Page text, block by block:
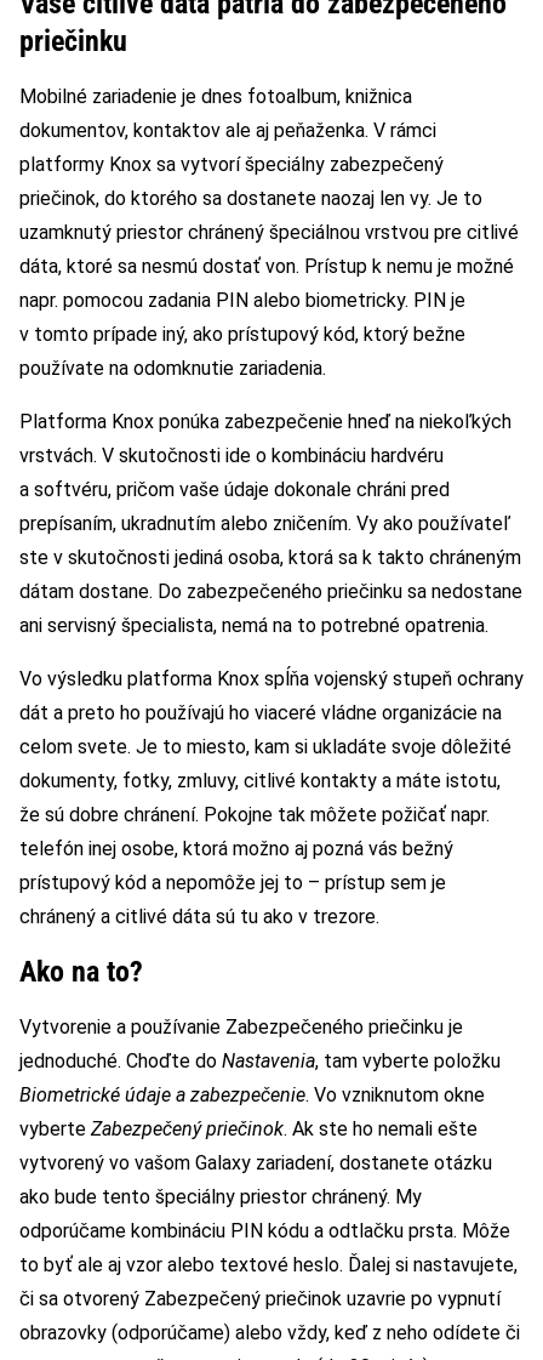
priečinku
Mobilné zariadenie je dnes fotoalbum, knižnica
dokumentov, kontaktov ale aj peňaženka. V rámci
platformy Knox sa vytvorí špeciálny zabezpečený
priečinok, do ktorého sa dostanete naozaj len vy. Je to
uzamknutý priestor chránený špeciálnou vrstvou pre citlivé
dáta, ktoré sa nesmú dostať von. Prístup k nemu je možné
napr. pomocou zadania PIN alebo biometricky. PIN je
v tomto prípade iný, ako prístupový kód, ktorý bežne
používate na odomknutie zariadenia.
Platforma Knox ponúka zabezpečenie hneď na niekoľkých
vrstvách. V skutočnosti ide o kombináciu hardvéru
a softvéru, pričom vaše údaje dokonale chráni pred
prepísaním, ukradnutím alebo zničením. Vy ako používateľ
ste v skutočnosti jediná osoba, ktorá sa k takto chráneným
dátam dostane. Do zabezpečeného priečinku sa nedostane
ani servisný špecialista, nemá na to potrebné opatrenia.
Vo výsledku platforma Knox spĺňa vojenský stupeň ochrany
dát a preto ho používajú ho viaceré vládne organizácie na
celom svete. Je to miesto, kam si ukladáte svoje dôležité
dokumenty, fotky, zmluvy, citlivé kontakty a máte istotu,
že sú dobre chránení. Pokojne tak môžete požičať napr.
telefón inej osobe, ktorá možno aj pozná vás bežný
prístupový kód a nepomôže jej to – prístup sem je
chránený a citlivé dáta sú tu ako v trezore.
Ako na to?
Vytvorenie a používanie Zabezpečeného priečinku je
jednoduché. Choďte do Nastavenia, tam vyberte položku
Biometrické údaje a zabezpečenie. Vo vzniknutom okne
vyberte Zabezpečený priečinok. Ak ste ho nemali ešte
vytvorený vo vašom Galaxy zariadení, dostanete otázku
ako bude tento špeciálny priestor chránený. My
odporúčame kombináciu PIN kódu a odtlačku prsta. Môže
to byť ale aj vzor alebo textové heslo. Ďalej si nastavujete,
či sa otvorený Zabezpečený priečinok uzavrie po vypnutí
obrazovky (odporúčame) alebo vždy, keď z neho odídete či